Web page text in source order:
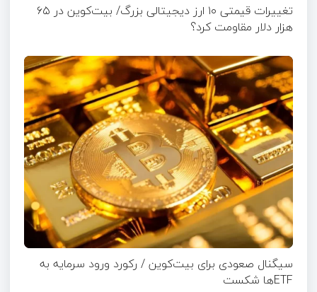
تغییرات قیمتی ۱۰ ارز دیجیتالی بزرگ/ بیت‌کوین در ۶۵
هزار دلار مقاومت کرد؟
سیگنال صعودی برای بیت‌کوین / رکورد ورود سرمایه به
ETFها شکست